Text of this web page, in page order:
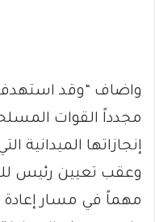
واضاف “‏وقد استهدفت
مجدداً القوات
إنجازاتها الميدانية
وعقب تعيين رئيس
مهماً في مسار